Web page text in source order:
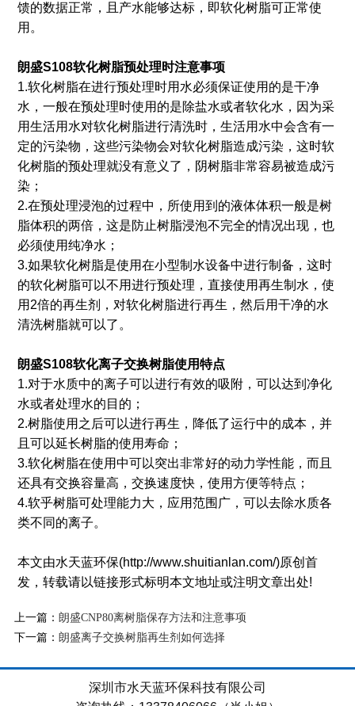
馈的数据正常，且产水能够达标，即软化树脂可正常使
用。
朗盛S108软化树脂预处理时注意事项
1.软化树脂在进行预处理时用水必须保证使用的是干净
水，一般在预处理时使用的是除盐水或者软化水，因为采
用生活用水对软化树脂进行清洗时，生活用水中会含有一
定的污染物，这些污染物会对软化树脂造成污染，这时软
化树脂的预处理就没有意义了，阴树脂非常容易被造成污
染；
2.在预处理浸泡的过程中，所使用到的液体体积一般是树
脂体积的两倍，这是防止树脂浸泡不完全的情况出现，也
必须使用纯净水；
3.如果软化树脂是使用在小型制水设备中进行制备，这时
的软化树脂可以不用进行预处理，直接使用再生制水，使
用2倍的再生剂，对软化树脂进行再生，然后用干净的水
清洗树脂就可以了。
朗盛S108软化离子交换树脂使用特点
1.对于水质中的离子可以进行有效的吸附，可以达到净化
水或者处理水的目的；
2.树脂使用之后可以进行再生，降低了运行中的成本，并
且可以延长树脂的使用寿命；
3.软化树脂在使用中可以突出非常好的动力学性能，而且
还具有交换容量高，交换速度快，使用方便等特点；
4.软乎树脂可处理能力大，应用范围广，可以去除水质各
类不同的离子。
本文由水天蓝环保(http://www.shuitianlan.com/)原创首
发，转载请以链接形式标明本文地址或注明文章出处!
上一篇： 朗盛CNP80离树脂保存方法和注意事项
下一篇： 朗盛离子交换树脂再生剂如何选择
深圳市水天蓝环保科技有限公司